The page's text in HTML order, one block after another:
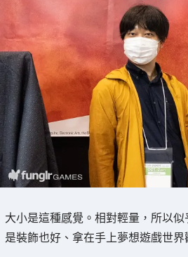
大小是這種感覺。相對輕量，所以
是裝飾也好、拿在手上夢想遊戲世界